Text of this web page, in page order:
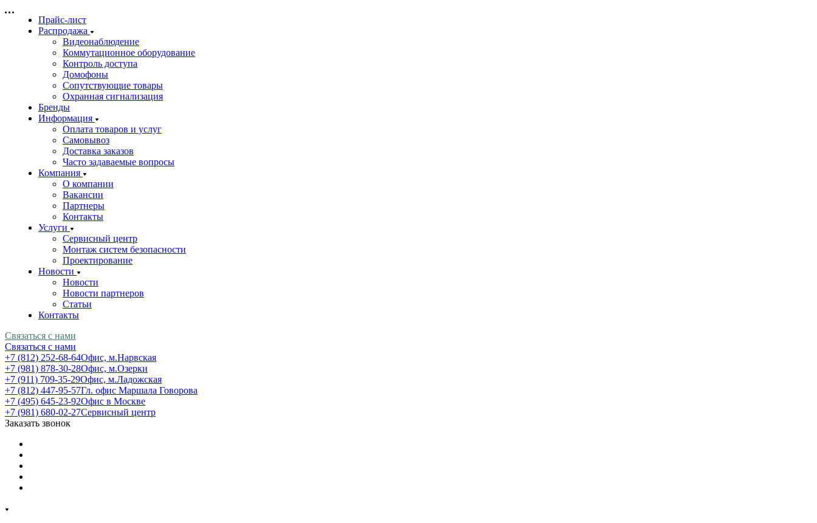
Прайс-лист
Распродажа
Видеонаблюдение
Коммутационное оборудование
Контроль доступа
Домофоны
Сопутствующие товары
Охранная сигнализация
Бренды
Информация
Оплата товаров и услуг
Самовывоз
Доставка заказов
Часто задаваемые вопросы
Компания
О компании
Вакансии
Партнеры
Контакты
Услуги
Сервисный центр
Монтаж систем безопасности
Проектирование
Новости
Новости
Новости партнеров
Статьи
Контакты
Связаться с нами
Связаться с нами
+7 (812) 252-68-64Офис, м.Нарвская
+7 (981) 878-30-28Офис, м.Озерки
+7 (911) 709-35-29Офис, м.Ладожская
+7 (812) 447-95-57Гл. офис Маршала Говорова
+7 (495) 645-23-92Офис в Москве
+7 (981) 680-02-27Сервисный центр
Заказать звонок